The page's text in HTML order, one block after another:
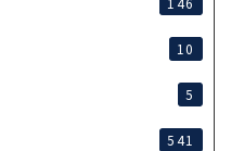
10
5
541